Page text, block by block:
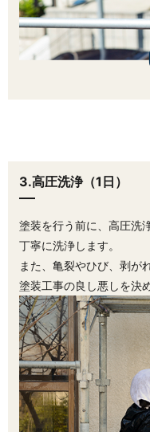
3.高圧洗浄（1日）
塗装を行う前に、高圧洗
丁寧に洗浄します。
また、亀裂やひび、剥が
塗装工事の良し悪しを決